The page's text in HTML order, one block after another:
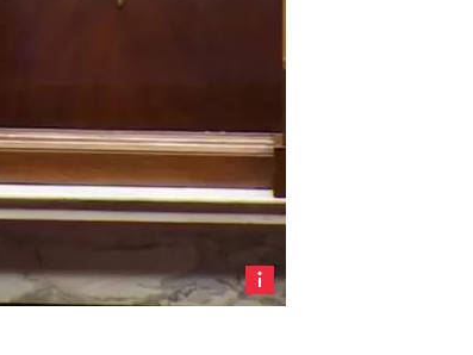
Boris
Vallaud